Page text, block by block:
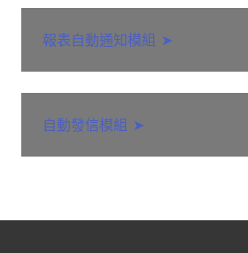
報表自動通知模組 ➤
自動發信模組 ➤